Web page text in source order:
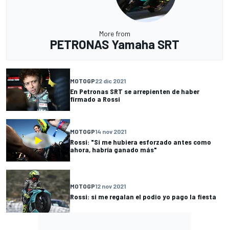
More from
PETRONAS Yamaha SRT
MOTOGP22 dic 2021
En Petronas SRT se arrepienten de haber
firmado a Rossi
MOTOGP14 nov 2021
Rossi: "Si me hubiera esforzado antes como
ahora, habría ganado más"
MOTOGP12 nov 2021
Rossi: si me regalan el podio yo pago la fiesta